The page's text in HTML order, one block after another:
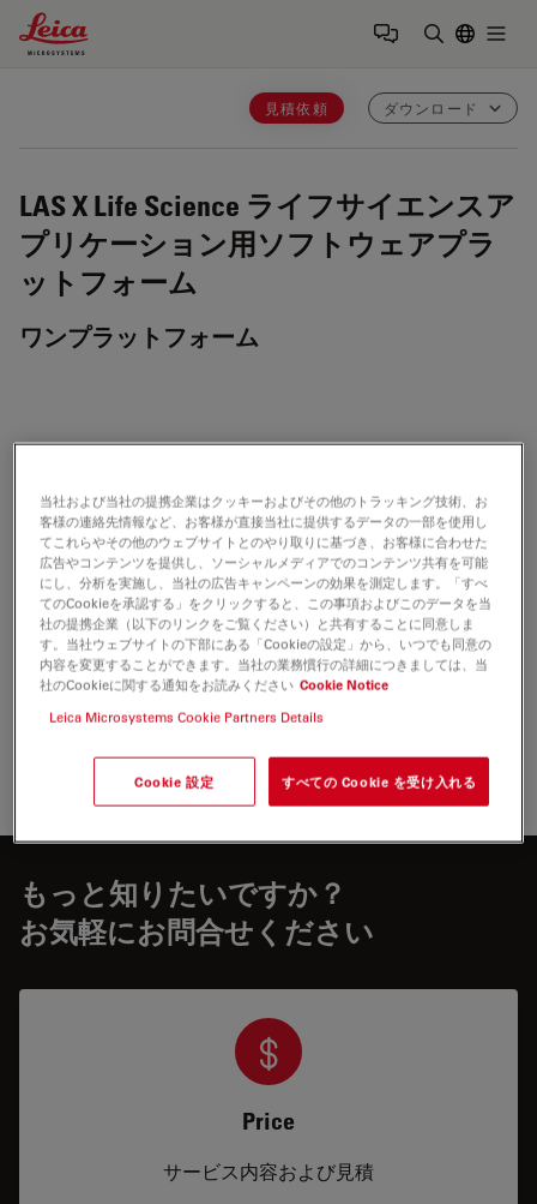
Leica Microsystems Logo
見積依頼 ダウンロード
LAS X Life Science ライフサイエンスア
プリケーション用ソフトウェアプラ
ットフォーム
ワンプラットフォーム
LAS X Software
最新バージョンをダウンロードし、新バージ
ョンの通知を受け取るには、登録が必要で
す。
登録 & ダウンロード
もっと知りたいですか？
お気軽にお問合せください
Price
サービス内容および見積
当社および当社の提携企業はクッキーおよびその他のトラッキング技術、お
客様の連絡先情報など、お客様が直接当社に提供するデータの一部を使用し
てこれらやその他のウェブサイトとのやり取りに基づき、お客様に合わせた
広告やコンテンツを提供し、ソーシャルメディアでのコンテンツ共有を可能
にし、分析を実施し、当社の広告キャンペーンの効果を測定します。「すべ
てのCookieを承認する」をクリックすると、この事項およびこのデータを当
社の提携企業（以下のリンクをご覧ください）と共有することに同意しま
す。当社ウェブサイトの下部にある「Cookieの設定」から、いつでも同意の
内容を変更することができます。当社の業務慣行の詳細につきましては、当
社のCookieに関する通知をお読みください Cookie Notice
Leica Microsystems Cookie Partners Details
Cookie 設定 すべての Cookie を受け入れる